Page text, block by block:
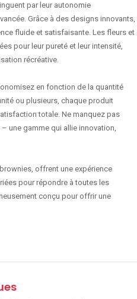
par leur autonomie
Grâce à des designs innovants,
fluide et satisfaisante. Les fleurs et
pour leur pureté et leur intensité,
récréative.
en fonction de la quantité
ou plusieurs, chaque produit
totale. Ne manquez pas
– une gamme qui allie innovation,
offrent une expérience
pour répondre à toutes les
conçu pour offrir une